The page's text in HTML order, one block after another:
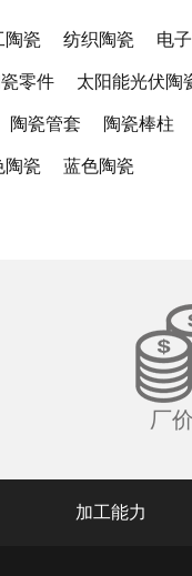
陶瓷 纺织陶瓷 电
零件 太阳能光伏陶
陶瓷管套 陶瓷棒柱
陶瓷 蓝色陶瓷
厂
加工能力